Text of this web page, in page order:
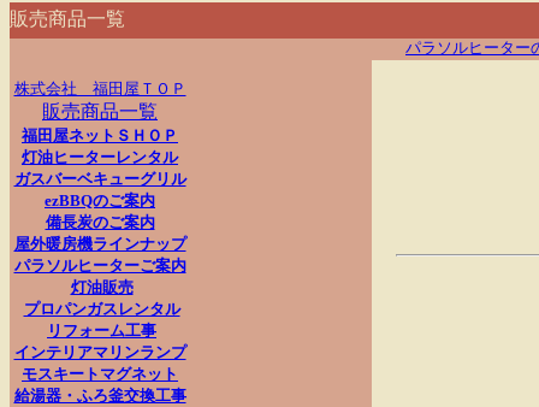
販売商品一覧
パラソルヒーター
株式会社 福田屋ＴＯＰ
販売商品一覧
福田屋ネットＳＨＯＰ
灯油ヒーターレンタル
ガスバーベキューグリル
ezBBQのご案内
備長炭のご案内
屋外暖房機ラインナップ
パラソルヒーターご案内
灯油販売
プロパンガスレンタル
リフォーム工事
インテリアマリンランプ
モスキートマグネット
給湯器・ふろ釜交換工事